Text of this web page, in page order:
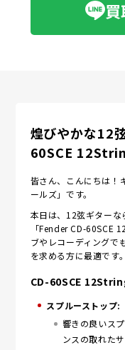
買
煌びやかな12
60SCE
皆さん、こんにちは！
ールズ」です。
本日は、12弦ギターな
「Fender CD-60SCE
ブやレコーディングで
を求める方に最適です。
CD-60SCE
スプルーストップ:
響きの良いス
ンスの取れた